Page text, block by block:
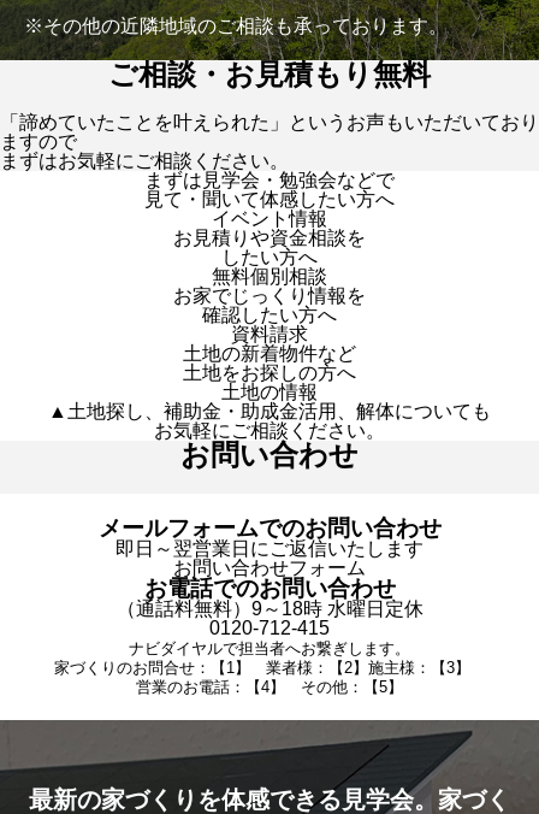
※その他の近隣地域のご相談も承っております。
ご相談・お見積もり無料
「諦めていたことを叶えられた」というお声もいただいており
ますので
まずはお気軽にご相談ください。
まずは見学会・勉強会などで
見て・聞いて体感したい方へ
イベント情報
お見積りや資金相談を
したい方へ
無料個別相談
お家でじっくり情報を
確認したい方へ
資料請求
土地の新着物件など
土地をお探しの方へ
土地の情報
▲土地探し、補助金・助成金活用、解体についても
お気軽にご相談ください。
お問い合わせ
メールフォームでのお問い合わせ
即日～翌営業日にご返信いたします
お問い合わせフォーム
お電話でのお問い合わせ
（通話料無料）9～18時 水曜日定休
0120-712-415
ナビダイヤルで担当者へお繋ぎします。
家づくりのお問合せ：【1】 業者様：【2】施主様：【3】
営業のお電話：【4】 その他：【5】
最新の家づくりを体感できる見学会。家づく